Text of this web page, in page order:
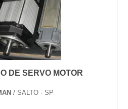
DE SERVO MOTOR
/ SALTO - SP